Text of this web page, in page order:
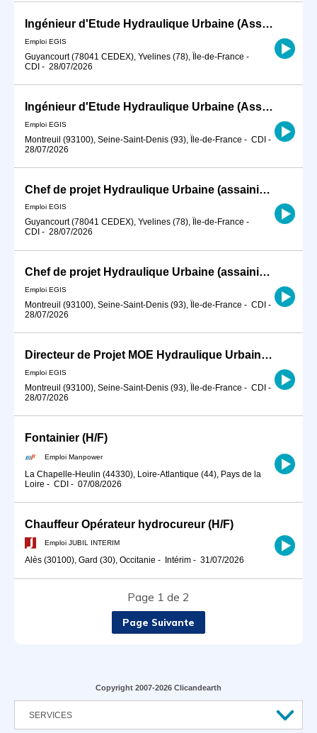
Ingénieur d'Etude Hydraulique Urbaine (Assainissement et Eau Potable) H/F
Emploi EGIS
Guyancourt (78041 CEDEX), Yvelines (78), Île-de-France -
CDI - 28/07/2026
Ingénieur d'Etude Hydraulique Urbaine (Assainissement et Eau Potable) H/F
Emploi EGIS
Montreuil (93100), Seine-Saint-Denis (93), Île-de-France - CDI -
28/07/2026
Chef de projet Hydraulique Urbaine (assainissement et eau potable) Confirmé H/F
Emploi EGIS
Guyancourt (78041 CEDEX), Yvelines (78), Île-de-France -
CDI - 28/07/2026
Chef de projet Hydraulique Urbaine (assainissement et eau potable) Confirmé H/F
Emploi EGIS
Montreuil (93100), Seine-Saint-Denis (93), Île-de-France - CDI -
28/07/2026
Directeur de Projet MOE Hydraulique Urbaine, Assainissement et Eau Potable H/F
Emploi EGIS
Montreuil (93100), Seine-Saint-Denis (93), Île-de-France - CDI -
28/07/2026
Fontainier (H/F)
Emploi Manpower
La Chapelle-Heulin (44330), Loire-Atlantique (44), Pays de la
Loire - CDI - 07/08/2026
Chauffeur Opérateur hydrocureur (H/F)
Emploi JUBIL INTERIM
Alès (30100), Gard (30), Occitanie - Intérim - 31/07/2026
Page 1 de 2
Page Suivante
Copyright 2007-2026 Clicandearth
SERVICES